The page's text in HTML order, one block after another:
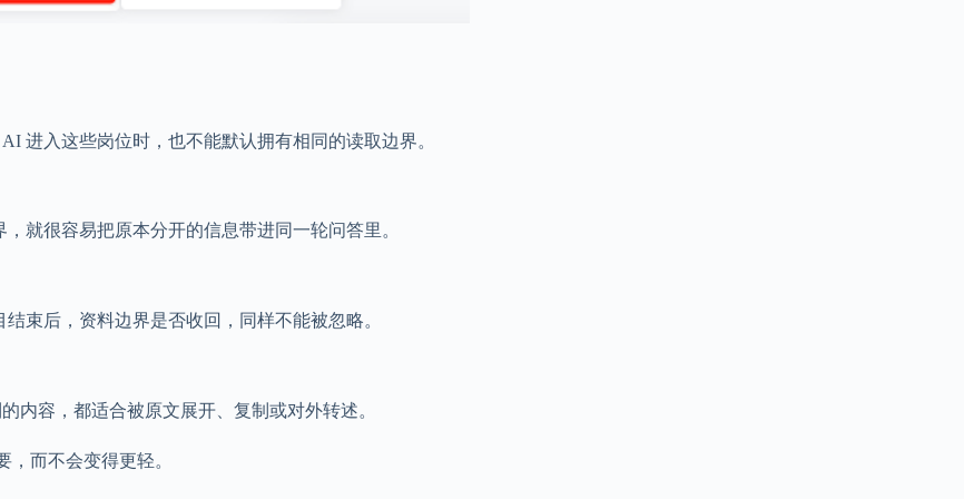
进入这些岗位时，也不能默认拥有相同的读取边界。
就很容易把原本分开的信息带进同一轮问答里。
束后，资料边界是否收回，同样不能被忽略。
内容，都适合被原文展开、复制或对外转述。
而不会变得更轻。